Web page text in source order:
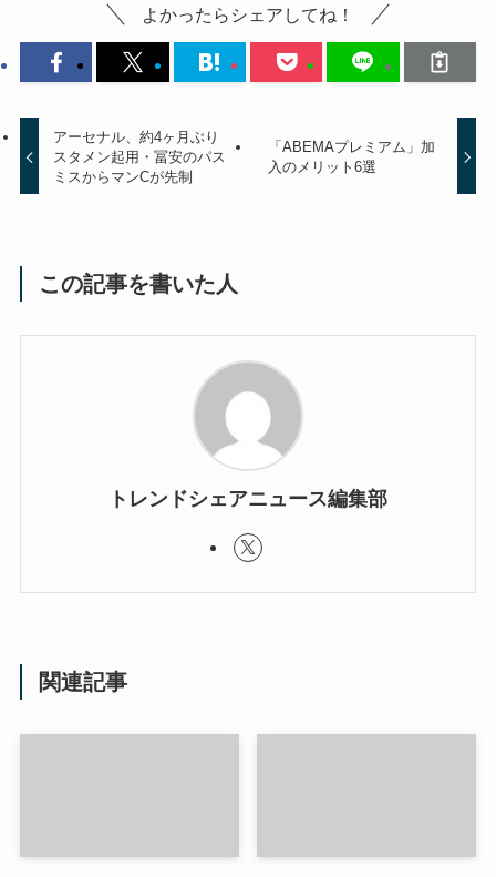
よかったらシェアしてね！
アーセナル、約4ヶ月ぶり
スタメン起用・冨安のパス
ミスからマンCが先制
「ABEMAプレミアム」加
入のメリット6選
この記事を書いた人
トレンドシェアニュース編集部
関連記事